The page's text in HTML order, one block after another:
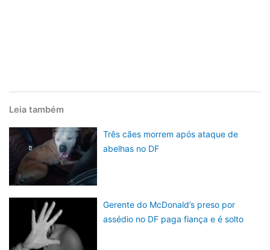
Leia também
Três cães morrem após ataque de
abelhas no DF
Gerente do McDonald’s preso por
assédio no DF paga fiança e é solto